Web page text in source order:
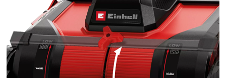
the
site
with
their
CMP